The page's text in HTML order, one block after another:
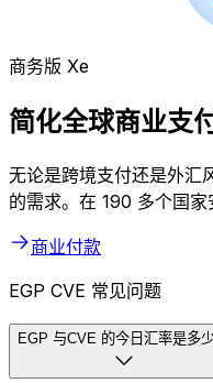
商务版 Xe
简化全球商业支
无论是跨境支付还是外汇
的需求。在 190 多个国家
商业付款
EGP CVE 常见问题
EGP 与CVE 的今日汇率是多少